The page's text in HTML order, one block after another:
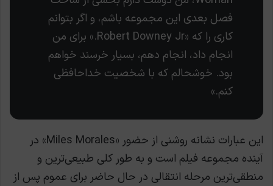
فصل بعدی این مجموعه باشم، و اگر بتوانم
کاری را که «Robert Downey Jr.» برای من
انجام داد، انجام دهم، بسیار خرسند خواهم
بود. خوشحالم که با شخصیت خداحافظی
کنم.»
این عبارات نشانه روشنی از حضور «Miles Morales» در
آینده مجموعه فیلم است و به طور کلی طبیعی‌ترین و
منطقی‌ترین مرحله انتقالی در حال حاضر برای عموم پس از